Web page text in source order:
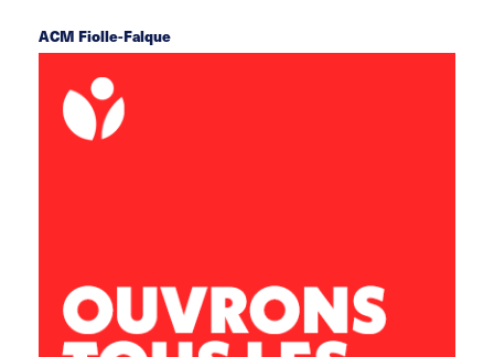
ACM Fiolle-Falque
rue du docteur Fiolle 13006 Marseille
acm.fiollefalque@leolagrange.org
06 69 93 49 61